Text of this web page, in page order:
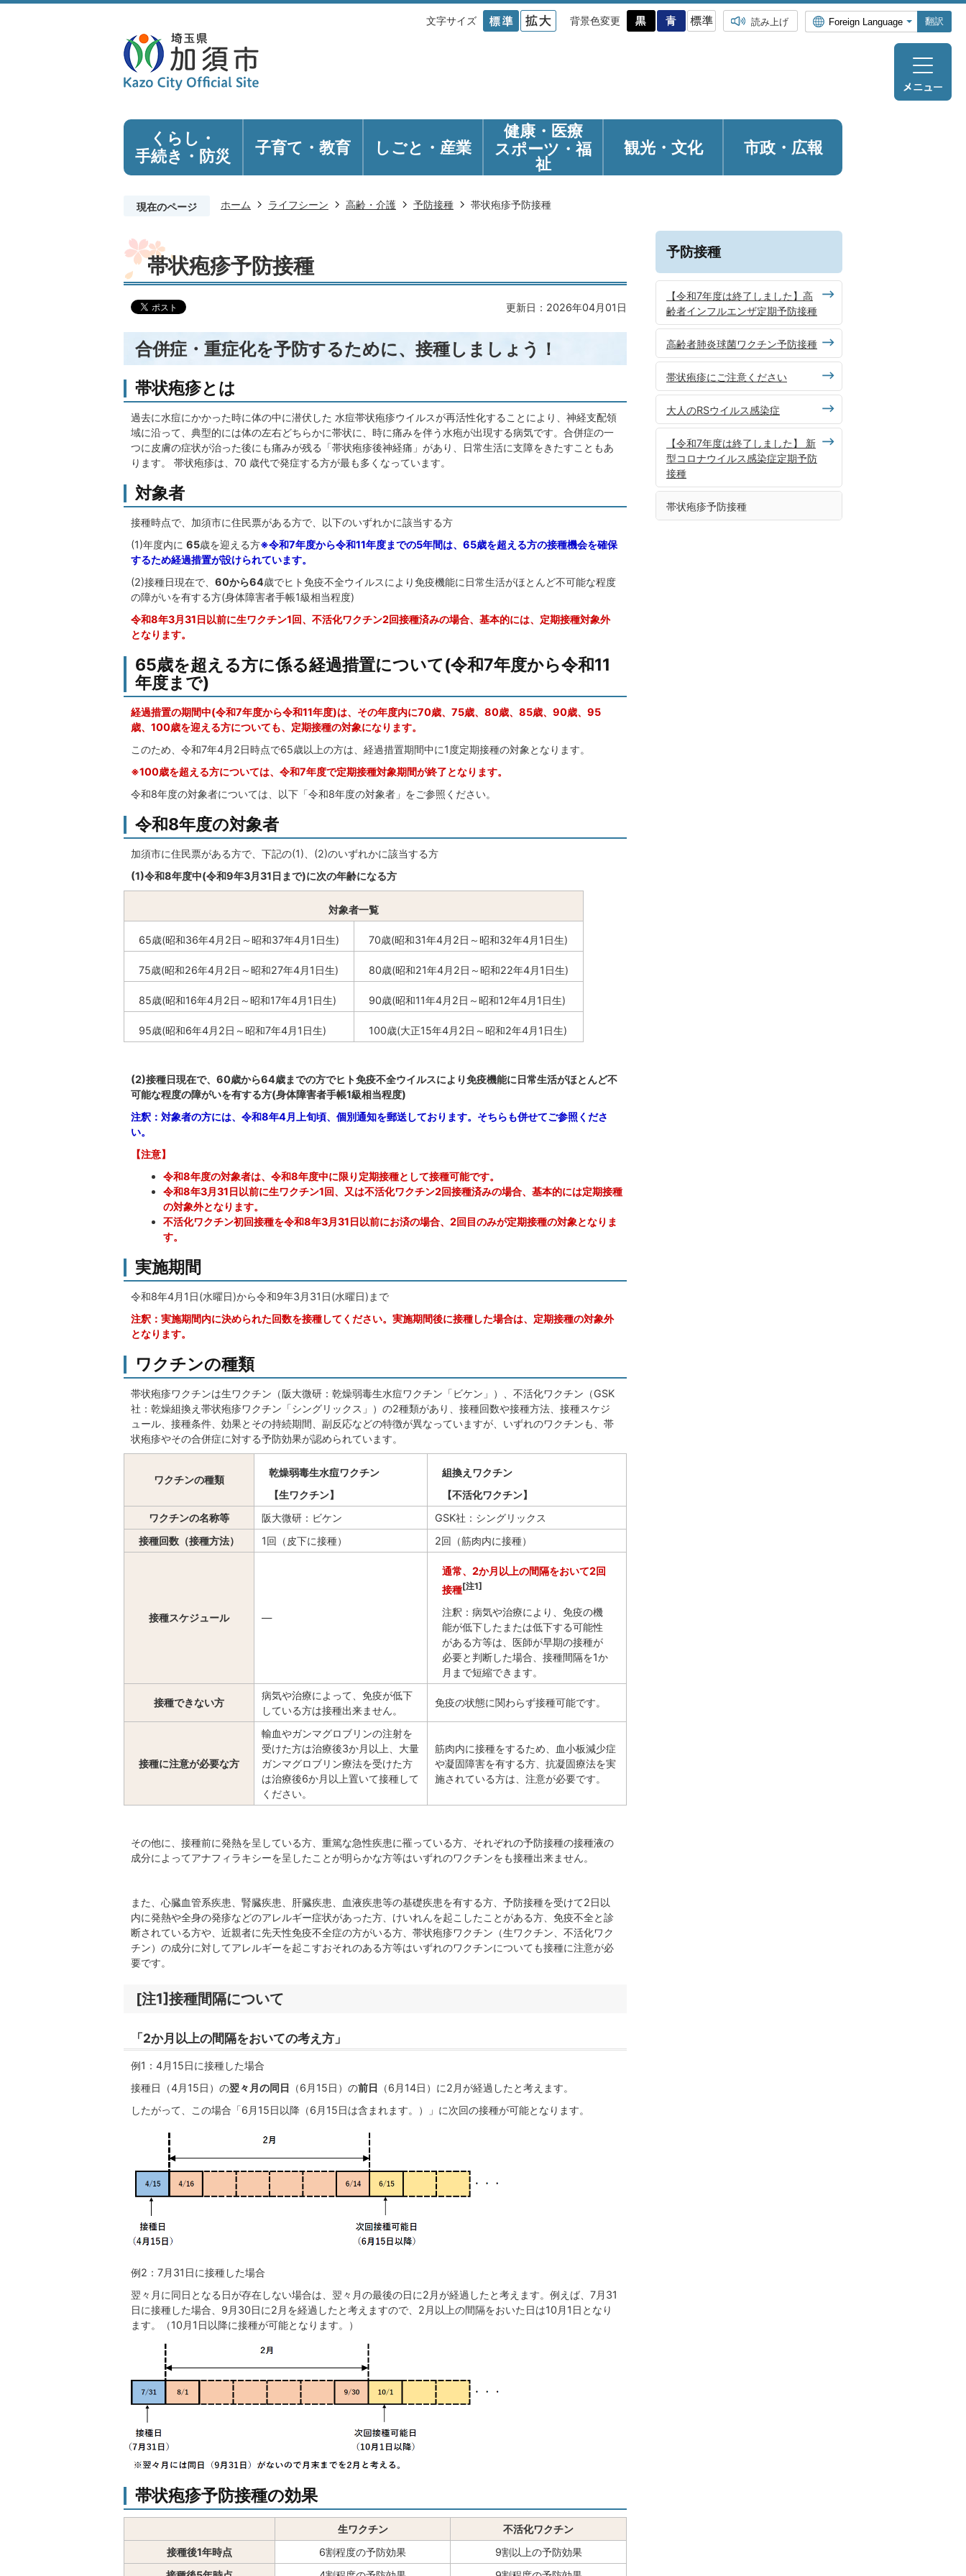
文字サイズ 背景色変更 読み上げ 翻訳
くらし・
手続き ・防災 子育て・教育 しごと・産業
健康・医療
スポーツ・福
祉
観光・ 文化 市政・広報
現在のページ ホーム ライフシーン 高齢・介護 予防接種 帯状疱疹予防接種
帯状疱疹予防接種
更新日：2026年04月01日
合併症・重症化を予防するために、接種しましょう！
帯状疱疹とは
過去に水痘にかかった時に体の中に潜伏した 水痘帯状疱疹ウイルスが再活性化することにより、神経支配領
域に沿って、典型的には体の左右どちらかに帯状に、時に痛みを伴う水疱が出現する病気です。合併症の一
つに皮膚の症状が治った後にも痛みが残る「帯状疱疹後神経痛」があり、日常生活に支障をきたすこともあ
ります。 帯状疱疹は、70 歳代で発症する方が最も多くなっています。
対象者
接種時点で、加須市に住民票がある方で、以下のいずれかに該当する方
(1)年度内に 65歳を迎える方※令和7年度から令和11年度までの5年間は、65歳を超える方の接種機会を確保
するため経過措置が設けられています。
(2)接種日現在で、 60から64歳でヒト免疫不全ウイルスにより免疫機能に日常生活がほとんど不可能な程度
の障がいを有する方(身体障害者手帳1級相当程度)
令和8年3月31日以前に生ワクチン1回、不活化ワクチン2回接種済みの場合、基本的には、定期接種対象外
となります。
65歳を超える方に係る経過措置について(令和7年度から令和11
年度まで)
経過措置の期間中(令和7年度から令和11年度)は、その年度内に70歳、75歳、80歳、85歳、90歳、95
歳、100歳を迎える方についても、定期接種の対象になります。
このため、令和7年4月2日時点で65歳以上の方は、経過措置期間中に1度定期接種の対象となります。
※100歳を超える方については、令和7年度で定期接種対象期間が終了となります。
令和8年度の対象者については、以下「令和8年度の対象者」をご参照ください。
令和8年度の対象者
加須市に住民票がある方で、下記の(1)、(2)のいずれかに該当する方
(1)令和8年度中(令和9年3月31日まで)に次の年齢になる方
対象者一覧
65歳(昭和36年4月2日～昭和37年4月1日生) 70歳(昭和31年4月2日～昭和32年4月1日生)
75歳(昭和26年4月2日～昭和27年4月1日生) 80歳(昭和21年4月2日～昭和22年4月1日生)
85歳(昭和16年4月2日～昭和17年4月1日生) 90歳(昭和11年4月2日～昭和12年4月1日生)
95歳(昭和6年4月2日～昭和7年4月1日生) 100歳(大正15年4月2日～昭和2年4月1日生)
(2)接種日現在で、60歳から64歳までの方でヒト免疫不全ウイルスにより免疫機能に日常生活がほとんど不
可能な程度の障がいを有する方(身体障害者手帳1級相当程度)
注釈：対象者の方には、令和8年4月上旬頃、個別通知を郵送しております。そちらも併せてご参照くださ
い。
【注意】
令和8年度の対象者は、令和8年度中に限り定期接種として接種可能です。
令和8年3月31日以前に生ワクチン1回、又は不活化ワクチン2回接種済みの場合、基本的には定期接種
の対象外となります。
不活化ワクチン初回接種を令和8年3月31日以前にお済の場合、2回目のみが定期接種の対象となりま
す。
実施期間
令和8年4月1日(水曜日)から令和9年3月31日(水曜日)まで
注釈：実施期間内に決められた回数を接種してください。実施期間後に接種した場合は、定期接種の対象外
となります。
ワクチンの種類
帯状疱疹ワクチンは生ワクチン（阪大微研：乾燥弱毒生水痘ワクチン「ビケン」）、不活化ワクチン（GSK
社：乾燥組換え帯状疱疹ワクチン「シングリックス」）の2種類があり、接種回数や接種方法、接種スケジ
ュール、接種条件、効果とその持続期間、副反応などの特徴が異なっていますが、いずれのワクチンも、帯
状疱疹やその合併症に対する予防効果が認められています。
ワクチンの種類
乾燥弱毒生水痘ワクチン
【生ワクチン】
組換えワクチン
【不活化ワクチン】
ワクチンの名称等
阪大微研：ビケン
GSK社：シングリックス
接種回数（接種方法）
1回（皮下に接種） 2回（筋肉内に接種）
接種スケジュール ―
通常、2か月以上の間隔をおいて2回
接種[注1]
注釈：病気や治療により、免疫の機
能が低下したまたは低下する可能性
がある方等は、医師が早期の接種が
必要と判断した場合、接種間隔を1か
月まで短縮できます。
接種できない方
病気や治療によって、免疫が低下
している方は接種出来ません。
免疫の状態に関わらず接種可能です。
接種に注意が必要な方
輸血やガンマグロブリンの注射を
受けた方は治療後3か月以上、大量
ガンマグロブリン療法を受けた方
は治療後6か月以上置いて接種して
ください。
筋肉内に接種をするため、血小板減少症
や凝固障害を有する方、抗凝固療法を実
施されている方は、注意が必要です。
その他に、接種前に発熱を呈している方、重篤な急性疾患に罹っている方、それぞれの予防接種の接種液の
成分によってアナフィラキシーを呈したことが明らかな方等はいずれのワクチンをも接種出来ません。
また、心臓血管系疾患、腎臓疾患、肝臓疾患、血液疾患等の基礎疾患を有する方、予防接種を受けて2日以
内に発熱や全身の発疹などのアレルギー症状があった方、けいれんを起こしたことがある方、免疫不全と診
断されている方や、近親者に先天性免疫不全症の方がいる方、帯状疱疹ワクチン（生ワクチン、不活化ワク
チン）の成分に対してアレルギーを起こすおそれのある方等はいずれのワクチンについても接種に注意が必
要です。
[注1]接種間隔について
「2か月以上の間隔をおいての考え方」
例1：4月15日に接種した場合
接種日（4月15日）の翌々月の同日 （6月15日）の前日
（6月14日）に2月が経過したと考えます。
したがって、この場合「6月15日以降（6月15日は含まれます。）」に次回の接種が可能となります。
例2：7月31日に接種した場合
翌々月に同日となる日が存在しない場合は、翌々月の最後の日に2月が経過したと考えます。例えば、7月31
日に接種した場合、9月30日に2月を経過したと考えますので、2月以上の間隔をおいた日は10月1日となり
ます。（10月1日以降に接種が可能となります。）
帯状疱疹予防接種の効果
生ワクチン
不活化ワクチン
接種後1年時点
6割程度の予防効果
9割以上の予防効果
予防接種
【令和7年度は終了しました】高
齢者インフルエンザ定期予防接種
高齢者肺炎球菌ワクチン予防接種
帯状疱疹にご注意ください
大人のRSウイルス感染症
【令和7年度は終了しました】 新
型コロナウイルス感染症定期予防
接種
帯状疱疹予防接種